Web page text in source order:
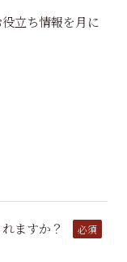
立ち情報を月に
ますか？ 必須